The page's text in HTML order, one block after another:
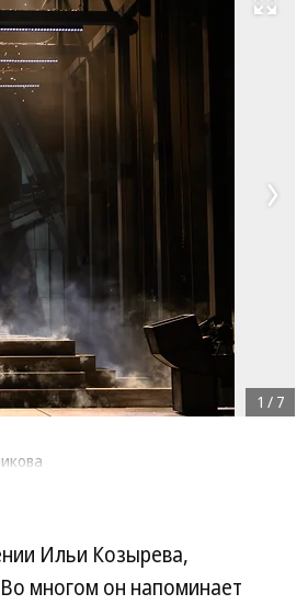
Развернуть на весь экран
1 / 7
Ильи Козырева,
многом он напоминает